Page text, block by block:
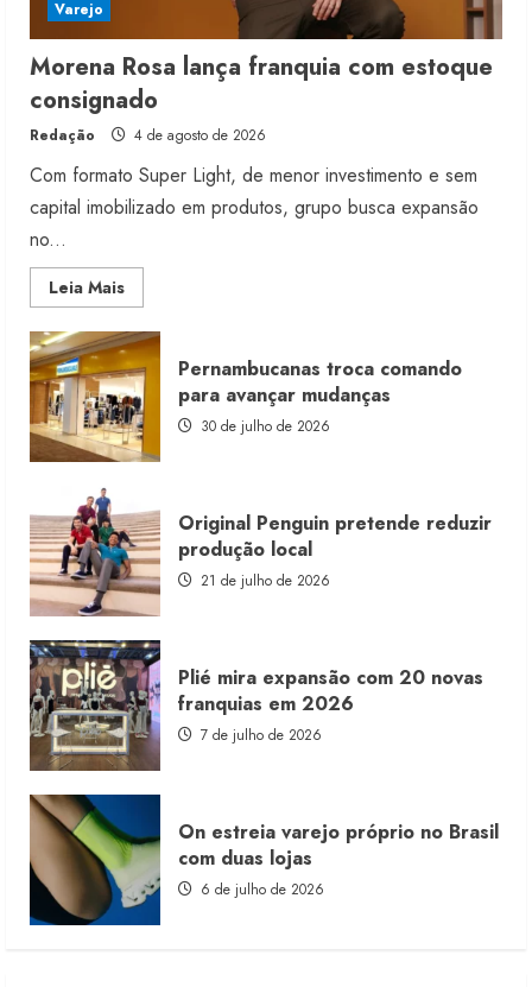
Varejo
Morena Rosa lança franquia com estoque
consignado
Redação 4 de agosto de 2026
Com formato Super Light, de menor investimento e sem
capital imobilizado em produtos, grupo busca expansão
no...
Leia MaisRead
more
Morena
Rosa
lança
franquia
com
estoque
consignado
Pernambucanas troca comando
para avançar mudanças
30 de julho de 2026
Original Penguin pretende reduzir
produção local
21 de julho de 2026
Plié mira expansão com 20 novas
franquias em 2026
7 de julho de 2026
On estreia varejo próprio no Brasil
com duas lojas
6 de julho de 2026